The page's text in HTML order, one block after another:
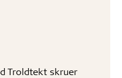
Troldtekt skruer